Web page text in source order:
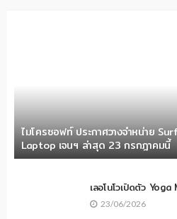
ไมโครซอฟท์ ประกาศวางจำหน่าย
Laptop เจนฯ ล่าสุด 23 กรกฎาคมนี้
เลอโนโวเปิดตัว
23/06/2026